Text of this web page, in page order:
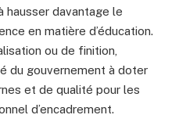
hausser davantage le
en matière d’éducation.
ou de finition,
du gouvernement à doter
et de qualité pour les
d’encadrement.